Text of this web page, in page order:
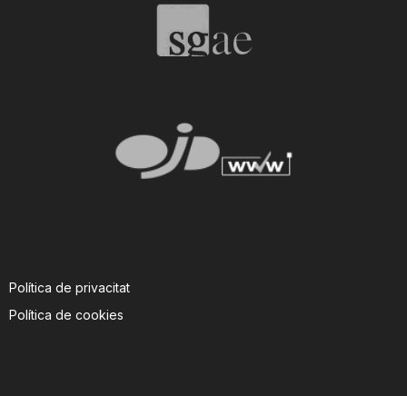
Política de privacitat
Política de cookies